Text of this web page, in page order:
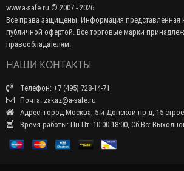
www.a-safe.ru © 2007 - 2026
Все права защищены. Информация представленная
публичной офертой. Все торговые марки
правообладателям.
НАШИ КОНТАКТЫ
Телефон: +7 (495) 728-14-71
Почта: zakaz@a-safe.ru
Адрес: город Москва, 5-й Донской пр-д, 15
Время работы: Пн-Пт: 10:00-18:00, Сб-Вс: